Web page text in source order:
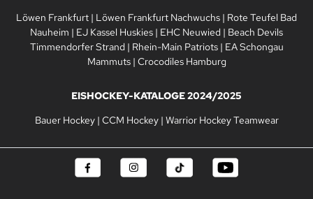
Löwen Frankfurt | Löwen Frankfurt Nachwuchs | Rote Teufel Bad
Nauheim | EJ Kassel Huskies | EHC Neuwied | Beach Devils
Timmendorfer Strand | Rhein-Main Patriots| EA Schongau
Mammuts| Crocodiles Hamburg
EISHOCKEY-KATALOGE 2024/2025
Bauer Hockey| CCM Hockey| Warrior Hockey Teamwear